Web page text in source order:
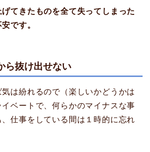
てきたものを全て失ってしまった
です。
ら抜け出せない
は紛れるので（楽しいかどうかは
ベートで、何らかのマイナスな事
仕事をしている間は１時的に忘れ